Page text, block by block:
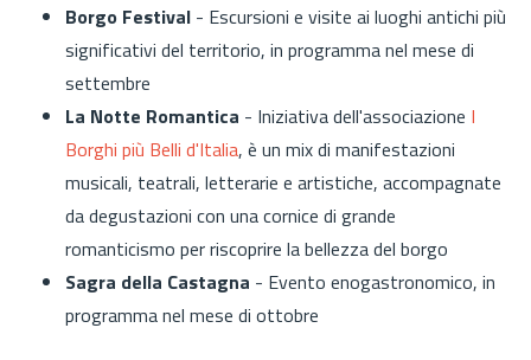
Borgo Festival - Escursioni e visite ai luoghi antichi più
significativi del territorio, in programma nel mese di
settembre
La Notte Romantica - Iniziativa dell'associazione I
Borghi più Belli d'Italia, è un mix di manifestazioni
musicali, teatrali, letterarie e artistiche, accompagnate
da degustazioni con una cornice di grande
romanticismo per riscoprire la bellezza del borgo
Sagra della Castagna - Evento enogastronomico, in
programma nel mese di ottobre